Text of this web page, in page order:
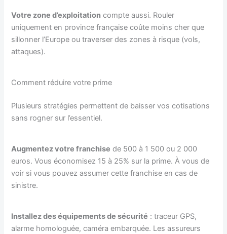
Votre zone d’exploitation compte aussi. Rouler
uniquement en province française coûte moins cher que
sillonner l’Europe ou traverser des zones à risque (vols,
attaques).
Comment réduire votre prime
Plusieurs stratégies permettent de baisser vos cotisations
sans rogner sur l’essentiel.
Augmentez votre franchise de 500 à 1 500 ou 2 000
euros. Vous économisez 15 à 25% sur la prime. À vous de
voir si vous pouvez assumer cette franchise en cas de
sinistre.
Installez des équipements de sécurité : traceur GPS,
alarme homologuée, caméra embarquée. Les assureurs